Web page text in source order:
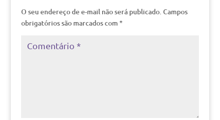
O seu endereço de e-mail não será publicado. Campos
obrigatórios são marcados com *